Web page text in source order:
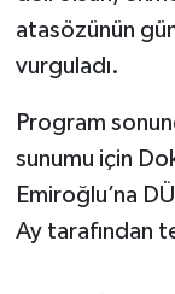
atasözünün
vurguladı.
Program
sunumu için
Emiroğlu’na
Ay tarafından